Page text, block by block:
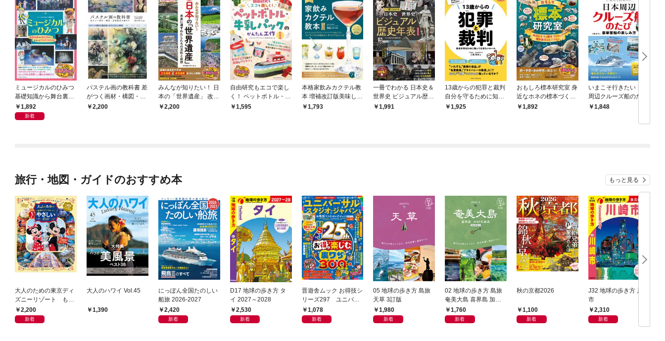
ミュージカルのひみつ
基礎知識から舞台裏ま
で まるっとフカボリB
OOK
1,892
新着
パステル画の教科書 差
がつく画材・構図・表
現技法を極める
2,200
みんなが知りたい！ 日
本の「世界遺産」 改訂
版 未来に遺すわたした
2,200
自由研究もエコで楽し
く！ ペットボトル・牛
乳パックのかんたん工
1,595
本格家飲みカクテル教
本 増補改訂版美味しさ
の基本からオリジナル
1,793
一冊でわかる 日本史＆
世界史 ビジュアル歴史
年表 新装改訂版
1,991
13歳からの犯罪と裁判
自分を守るために知っ
ておきたいルール
1,925
おもしろ標本研究室 身
近なホネの標本づくり
から標本展示のヒミツ
1,892
いまこそ行きたい 日本
周辺クルーズ船のたび
豪華客船の楽しみ方
1,848
旅行・地図・ガイドのおすすめ本 もっと見る
大人のための東京ディ
ズニーリゾート もっ
とやさしいガイド
2,200
新着
大人のハワイ Vol.45
1,390
にっぽん全国たのしい
船旅 2026-2027
2,420
新着
D17 地球の歩き方 タ
イ 2027～2028
2,530
新着
晋遊舎ムック お得技シ
リーズ297 ユニバー
サル・スタジオ・ジャ
パンお得技ベストセレ
1,078
新着
05 地球の歩き方 島旅
天草 3訂版
1,980
新着
02 地球の歩き方 島旅
奄美大島 喜界島 加計
呂麻島(奄美群島1) 5訂
版
1,760
新着
秋の京都2026
1,100
新着
J32 地球の歩き方 川崎
市
2,310
新着